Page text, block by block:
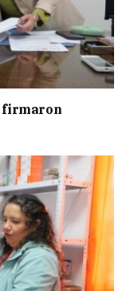
firmaron